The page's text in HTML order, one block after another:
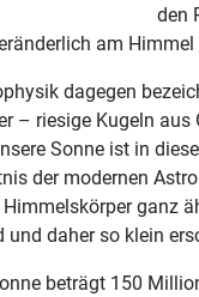
den
am Himmel
dagegen
– riesige Kugeln aus
Sonne ist in
der modernen
ganz
daher so klein
beträgt 150